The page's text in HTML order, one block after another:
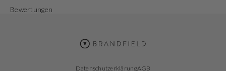
Bewertungen
DatenschutzerklärungAGB